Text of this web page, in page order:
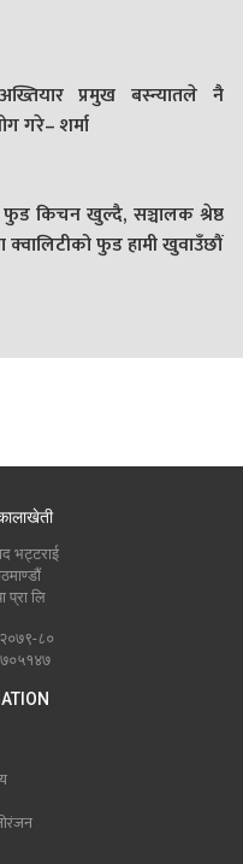
प्रमुख बस्न्यातले नै
गरे– शर्मा
फुड किचन खुल्दै, सञ्चालक श्रेष्ठ
क्वालिटीको फुड हामी खुवाउँछौं
भट्टराई
प्रा लि
८०